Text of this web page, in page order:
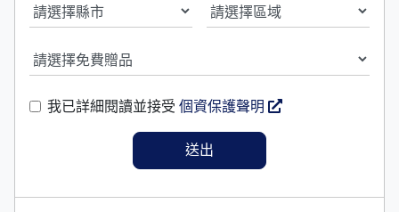
我已詳細閱讀並接受 個資保護聲明